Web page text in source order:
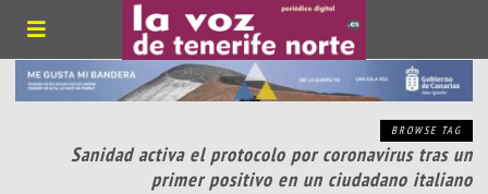
BROWSE TAG
Sanidad activa el protocolo por coronavirus tras un
primer positivo en un ciudadano italiano